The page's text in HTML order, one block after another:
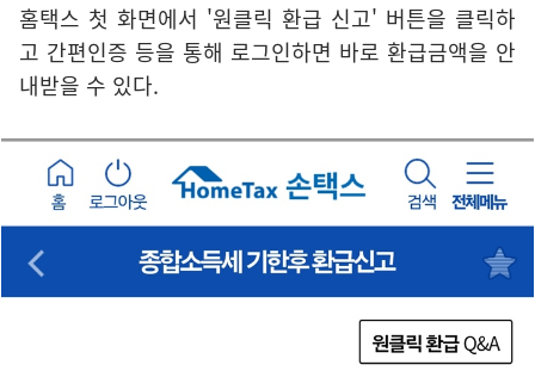
홈택스 첫 화면에서 '원클릭 환급 신고' 버튼을 클릭하
고 간편인증 등을 통해 로그인하면 바로 환급금액을 안
내받을 수 있다.